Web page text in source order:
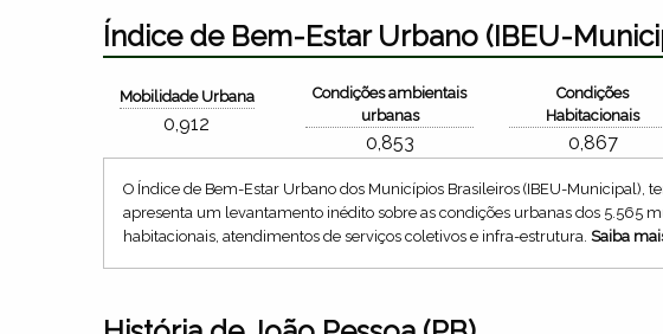
Índice de Bem-Estar Urbano (IBEU-
Mobilidade Urbana
0,912
Condições ambientais
urbanas
0,853
Condições
Habitacionais
0,867
O Índice de Bem-Estar Urbano dos Municípios Brasileiros (IBEU-
apresenta um levantamento inédito sobre as condições urbanas dos 5.565
habitacionais, atendimentos de serviços coletivos e infra-estrutura. Saiba